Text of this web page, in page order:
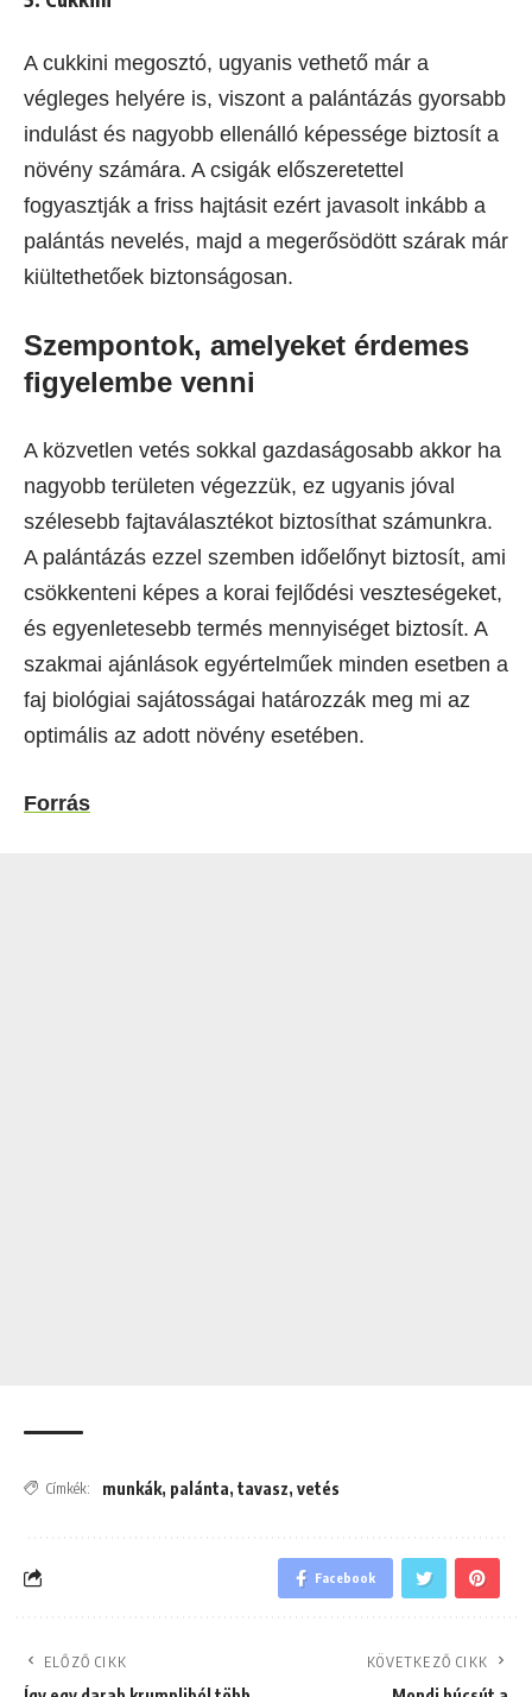
A cukkini megosztó, ugyanis vethető már a
végleges helyére is, viszont a palántázás gyorsabb
indulást és nagyobb ellenálló képessége biztosít a
növény számára. A csigák előszeretettel
fogyasztják a friss hajtásit ezért javasolt inkább a
palántás nevelés, majd a megerősödött szárak már
kiültethetőek biztonságosan.
Szempontok, amelyeket érdemes
figyelembe venni
A közvetlen vetés sokkal gazdaságosabb akkor ha
nagyobb területen végezzük, ez ugyanis jóval
szélesebb fajtaválasztékot biztosíthat számunkra.
A palántázás ezzel szemben időelőnyt biztosít, ami
csökkenteni képes a korai fejlődési veszteségeket,
és egyenletesebb termés mennyiséget biztosít. A
szakmai ajánlások egyértelműek minden esetben a
faj biológiai sajátosságai határozzák meg mi az
optimális az adott növény esetében.
Forrás
Címkék: munkák, palánta, tavasz, vetés
Facebook
ELŐZŐ CIKK KÖVETKEZŐ CIKK